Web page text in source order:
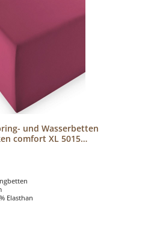
und Wasserbetten
comfort XL 5015
Elasthan